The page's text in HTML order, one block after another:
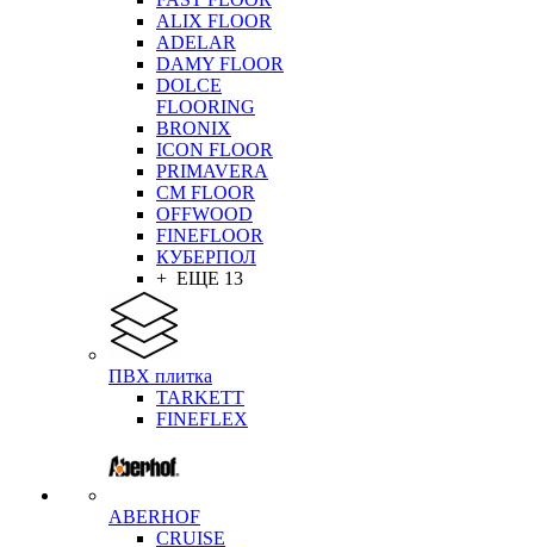
ALIX FLOOR
ADELAR
DAMY FLOOR
DOLCE
FLOORING
BRONIX
ICON FLOOR
PRIMAVERA
CM FLOOR
OFFWOOD
FINEFLOOR
КУБЕРПОЛ
+ ЕЩЕ 13
ПВХ плитка
TARKETT
FINEFLEX
ABERHOF
CRUISE